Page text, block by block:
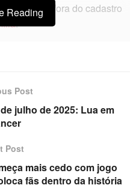
Famílias fora do cadastro
.
Reading
Post
julho de 2025: Lua em
Post
mais cedo com jogo
fãs dentro da história